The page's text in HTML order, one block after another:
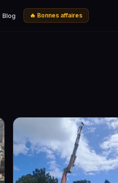
Blog 🔥 Bonnes affaires